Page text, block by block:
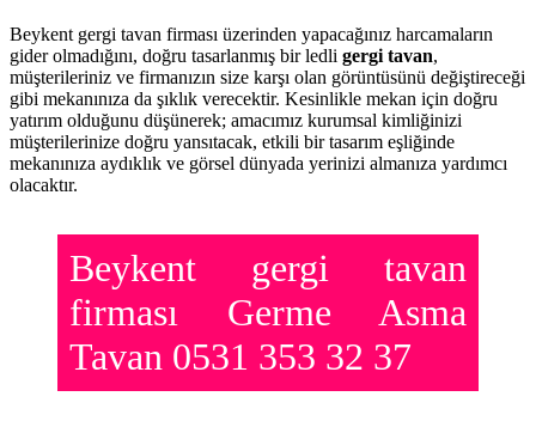
Beykent gergi tavan firması üzerinden yapacağınız harcamaların
gider olmadığını, doğru tasarlanmış bir ledli gergi tavan,
müşterileriniz ve firmanızın size karşı olan görüntüsünü değiştireceği
gibi mekanınıza da şıklık verecektir. Kesinlikle mekan için doğru
yatırım olduğunu düşünerek; amacımız kurumsal kimliğinizi
müşterilerinize doğru yansıtacak, etkili bir tasarım eşliğinde
mekanınıza aydıklık ve görsel dünyada yerinizi almanıza yardımcı
olacaktır.
Beykent gergi tavan
firması Germe Asma
Tavan 0531 353 32 37